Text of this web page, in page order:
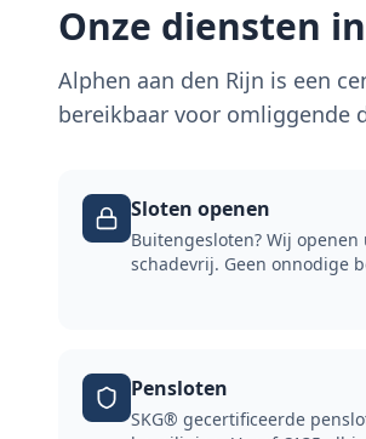
Onze diensten in
Alphen aan den Rijn is een
bereikbaar voor omliggende
Sloten openen
Buitengesloten? Wij
schadevrij. Geen onnodige
Pensloten
SKG® gecertificeerde